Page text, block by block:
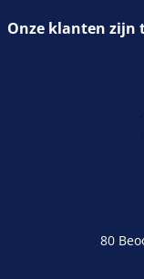
Onze klanten zijn
80